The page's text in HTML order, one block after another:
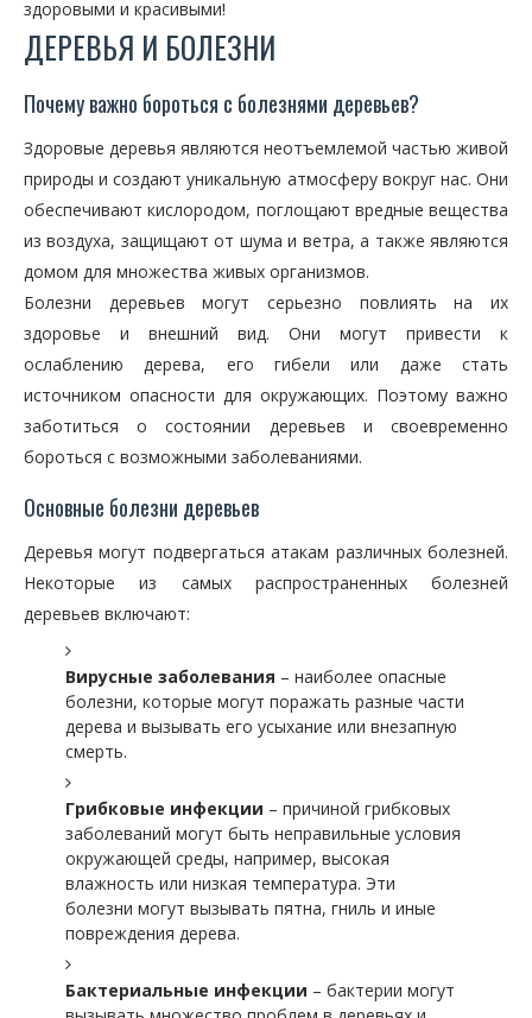
здоровыми и красивыми!
ДЕРЕВЬЯ И БОЛЕЗНИ
Почему важно бороться с болезнями деревьев?
Здоровые деревья являются неотъемлемой частью живой
природы и создают уникальную атмосферу вокруг нас. Они
обеспечивают кислородом, поглощают вредные вещества
из воздуха, защищают от шума и ветра, а также являются
домом для множества живых организмов.
Болезни деревьев могут серьезно повлиять на их
здоровье и внешний вид. Они могут привести к
ослаблению дерева, его гибели или даже стать
источником опасности для окружающих. Поэтому важно
заботиться о состоянии деревьев и своевременно
бороться с возможными заболеваниями.
Основные болезни деревьев
Деревья могут подвергаться атакам различных болезней.
Некоторые из самых распространенных болезней
деревьев включают:
Вирусные заболевания – наиболее опасные
болезни, которые могут поражать разные части
дерева и вызывать его усыхание или внезапную
смерть.
Грибковые инфекции – причиной грибковых
заболеваний могут быть неправильные условия
окружающей среды, например, высокая
влажность или низкая температура. Эти
болезни могут вызывать пятна, гниль и иные
повреждения дерева.
Бактериальные инфекции – бактерии могут